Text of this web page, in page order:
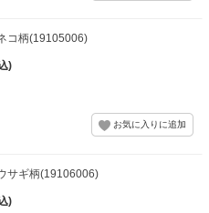
コ柄(19105006)
)
サギ柄(19106006)
)